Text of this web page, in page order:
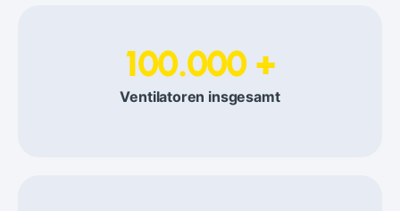
100.000 +
Ventilatoren insgesamt